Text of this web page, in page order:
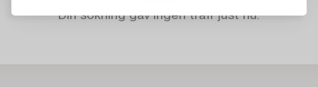
Din sökning gav ingen träff just nu.